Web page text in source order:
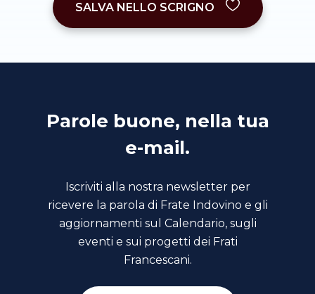
SALVA NELLO SCRIGNO
Parole buone, nella tua
e-mail.
Iscriviti alla nostra newsletter per
ricevere la parola di Frate Indovino e gli
aggiornamenti sul Calendario, sugli
eventi e sui progetti dei Frati
Francescani.